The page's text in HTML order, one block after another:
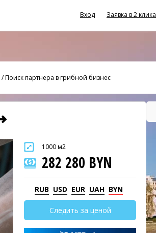
Вход Заявка в 2 клика
/Поиск партнера в грибной бизнес
1000 м2
282 280 BYN
RUB USD EUR UAH BYN
Следить за ценой